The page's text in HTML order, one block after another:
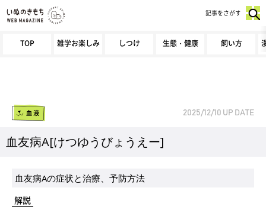
TOP 雑学お楽しみ しつけ 生態・健康 飼い方
記事をさがす
血液 2025/12/10 UP DATE
血友病A[けつゆうびょうえー]
血友病Aの症状と治療、予防方法
解説